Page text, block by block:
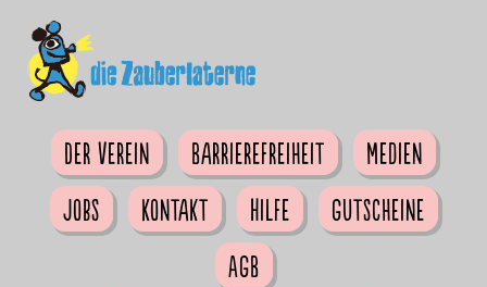
Der Verein Barrierefreiheit
Medien
Jobs
Kontakt Hilfe
Gutscheine
AGB